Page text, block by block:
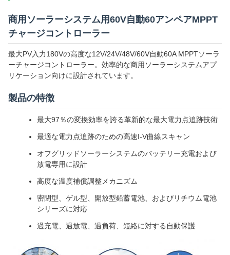
商用ソーラーシステム用60V自動60アンペアMPPT
チャージコントローラー
最大PV入力180Vの高度な12V/24V/48V/60V自動60A MPPTソーラ
ーチャージコントローラー。効率的な商用ソーラーシステムアプ
リケーション向けに設計されています。
製品の特徴
最大97％の変換効率を誇る革新的な最大電力点追跡技術
最適な電力点追跡のための高速I-V曲線スキャン
オフグリッドソーラーシステムのバッテリー充電および
放電専用に設計
高度な温度補償調整メカニズム
密閉型、ゲル型、開放型鉛蓄電池、およびリチウム電池
シリーズに対応
過充電、過放電、過負荷、短絡に対する自動保護